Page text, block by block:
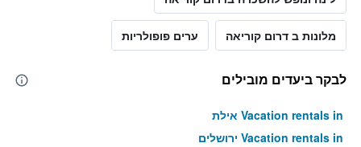
מלונות ב דרום קוריאה ערים פופולריות
לבקר ביעדים מובילים
Vacation rentals in אילת
Vacation rentals in ירושלים